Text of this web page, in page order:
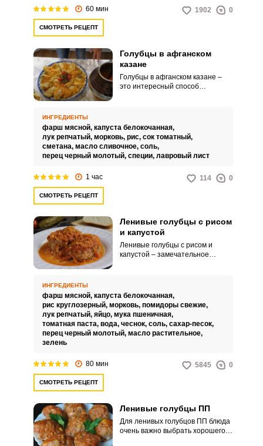
60 мин 1902 0
СМОТРЕТЬ РЕЦЕПТ
Голубцы в афганском
казане
Голубцы в афганском казане –
это интересный способ
афганского казана, голубцы
выйдут невероятно сочными,
нежными и ароматными.
ИНГРЕДИЕНТЫ
фарш мясной, капуста белокочанная,
лук репчатый, морковь, рис, сок томатный,
сметана, масло сливочное, соль,
перец черный молотый, специи, лавровый лист
1 час 114 0
СМОТРЕТЬ РЕЦЕПТ
Ленивые голубцы с рисом
и капустой
Ленивые голубцы с рисом и
капустой – замечательное
насыщенная, густая овощная
подливка, которая делает
голубцы сочнее и выгодно
оттеняет вкус мяса.
ИНГРЕДИЕНТЫ
фарш мясной, капуста белокочанная,
рис круглозерный, морковь, помидоры свежие,
лук репчатый, яйцо, мука пшеничная,
томатная паста, вода, чеснок, соль, сахар-песок,
перец черный молотый, масло растительное,
зелень
80 мин 5845 0
СМОТРЕТЬ РЕЦЕПТ
Ленивые голубцы ПП
Для ленивых голубцов ПП блюда
очень важно выбрать хорошего